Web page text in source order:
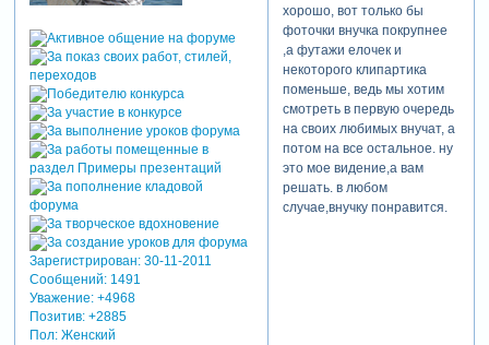
Зарегистрирован: 30-11-2011
Сообщений:1491
Уважение: +4968
Позитив: +2885
Пол:Женский
хорошо, вот только бы
фоточки внучка покрупнее
,а футажи елочек и
некоторого клипартика
поменьше, ведь мы хотим
смотреть в первую очередь
на своих любимых внучат, а
потом на все остальное. ну
это мое видение,а вам
решать. в любом
случае,внучку понравится.